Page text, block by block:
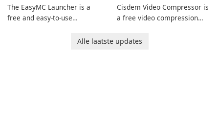
The EasyMC Launcher is a
free and easy-to-use
developed by EasyMC. It
Cisdem Video Compressor is
a free video compression
users to compress media
Alle laatste updates